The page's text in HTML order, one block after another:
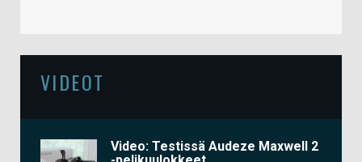
VIDEOT
Video: Testissä Audeze Maxwell 2